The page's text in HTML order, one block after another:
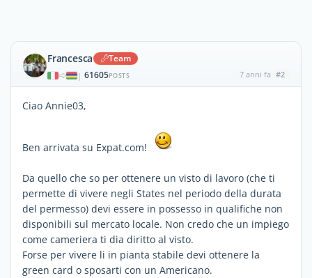
Francesca Team
| 61605POSTS 7 anni fa #2
Ciao Annie03,
Ben arrivata su Expat.com!
Da quello che so per ottenere un visto di lavoro (che ti
permette di vivere negli States nel periodo della durata
del permesso) devi essere in possesso in qualifiche non
disponibili sul mercato locale. Non credo che un impiego
come cameriera ti dia diritto al visto.
Forse per vivere li in pianta stabile devi ottenere la
green card o sposarti con un Americano.